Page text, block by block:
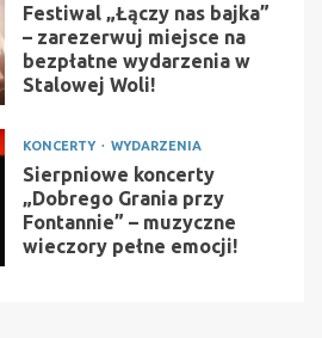
Festiwal „Łączy nas bajka”
– zarezerwuj miejsce na
bezpłatne wydarzenia w
Stalowej Woli!
KONCERTY WYDARZENIA
Sierpniowe koncerty
„Dobrego Grania przy
Fontannie” – muzyczne
wieczory pełne emocji!